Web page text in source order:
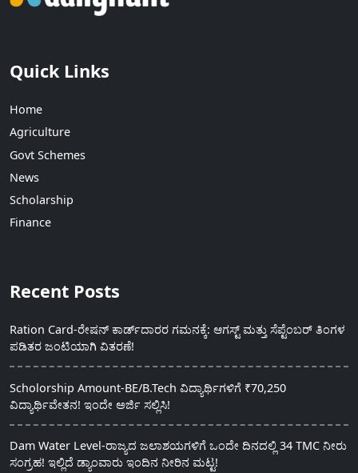
Quick Links
Home
Agriculture
Govt Schemes
News
Scholarship
Finance
Recent Posts
Ration Card-ರೇಷನ್ ಕಾರ್ಡ್‍ದಾರರ ಗಮನಕ್ಕೆ: ಆಗಸ್ಟ್ ಮತ್ತು ಸೆಪ್ಟೆಂಬರ್ ತಿಂಗಳ
ಪಡಿತರ ಜಂಟಿಯಾಗಿ ವಿತರಣೆ!
Scholorship Amount-BE/B.Tech ವಿದ್ಯಾರ್ಥಿಗಳಿಗೆ ₹70,250
ವಿದ್ಯಾರ್ಥಿವೇತನ! ಇಂದೇ ಅರ್ಜಿ ಸಲ್ಲಿಸಿ!
Dam Water Level-ರಾಜ್ಯದ ಜಲಾಶಯಗಳಿಗೆ ಒಂದೇ ದಿನದಲ್ಲಿ 34 TMC ನೀರು
ಸಂಗ್ರಹ! ಇಲ್ಲಿದೆ ಡ್ಯಾಂವಾರು ಇಂದಿನ ನೀರಿನ ಮಟ್ಟ!